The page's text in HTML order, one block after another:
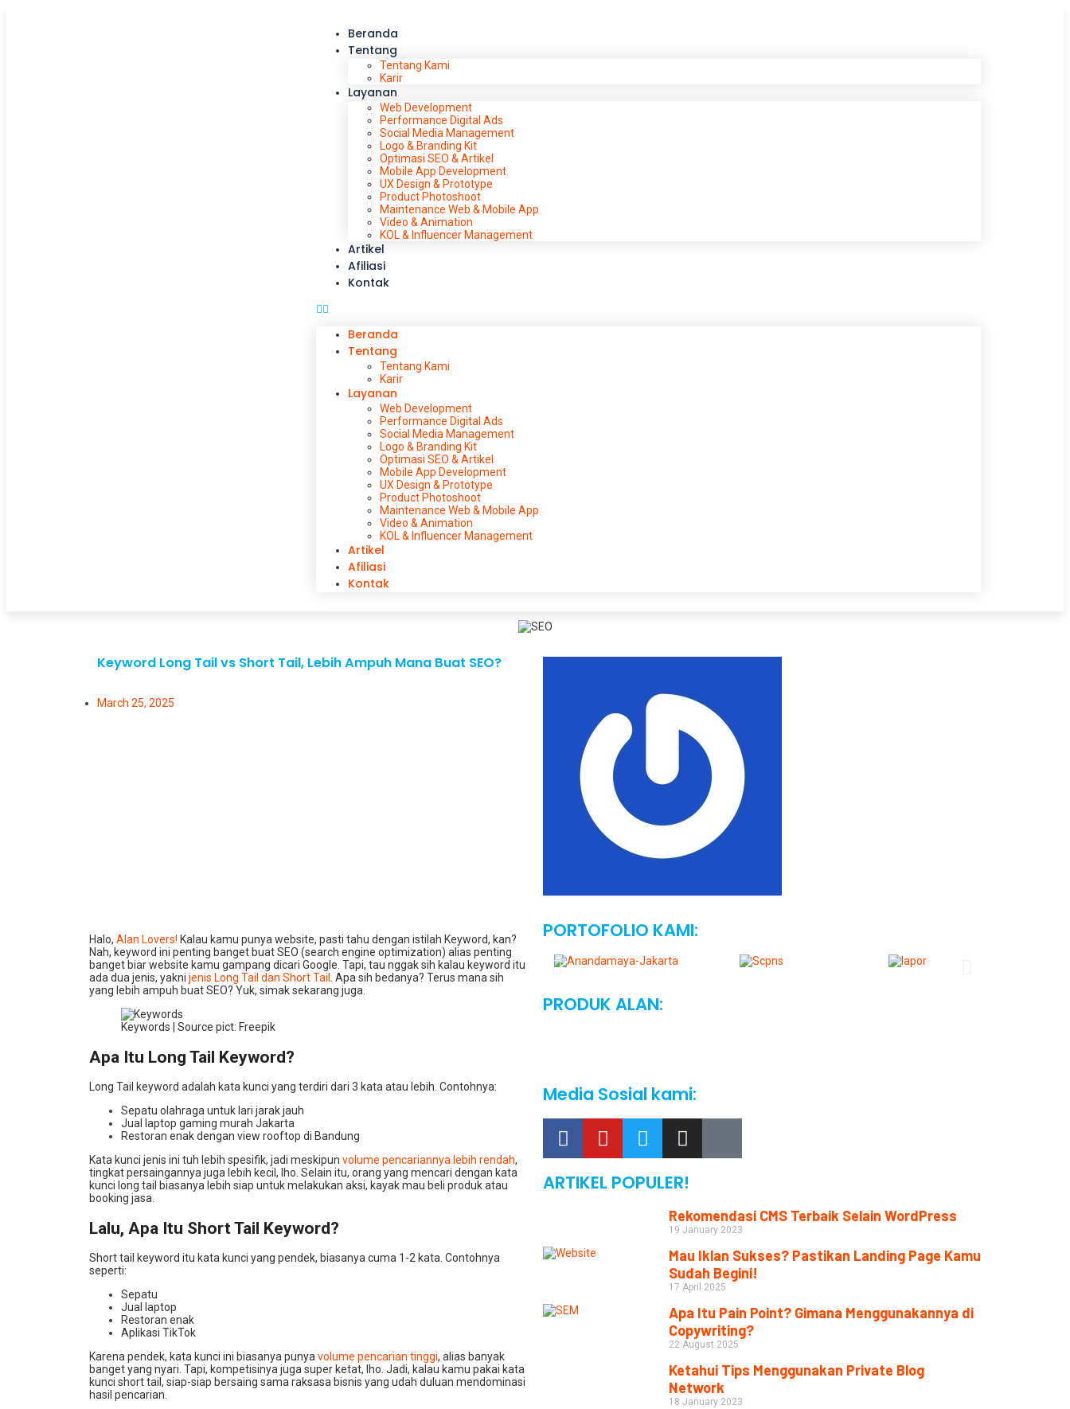
Beranda
Tentang
Tentang Kami
Karir
Layanan
Web Development
Performance Digital Ads
Social Media Management
Logo & Branding Kit
Optimasi SEO & Artikel
Mobile App Development
UX Design & Prototype
Product Photoshoot
Maintenance Web & Mobile App
Video & Animation
KOL & Influencer Management
Artikel
Afiliasi
Kontak
Beranda
Tentang
Tentang Kami
Karir
Layanan
Web Development
Performance Digital Ads
Social Media Management
Logo & Branding Kit
Optimasi SEO & Artikel
Mobile App Development
UX Design & Prototype
Product Photoshoot
Maintenance Web & Mobile App
Video & Animation
KOL & Influencer Management
Artikel
Afiliasi
Kontak
Keyword Long Tail vs Short Tail, Lebih Ampuh Mana Buat SEO?
March 25, 2025
Halo, Alan Lovers! Kalau kamu punya website, pasti tahu dengan istilah Keyword, kan?
Nah, keyword ini penting banget buat SEO (search engine optimization) alias penting
banget biar website kamu gampang dicari Google. Tapi, tau nggak sih kalau keyword itu
ada dua jenis, yakni jenis Long Tail dan Short Tail . Apa sih bedanya? Terus mana sih
yang lebih ampuh buat SEO? Yuk, simak sekarang juga.
Keywords | Source pict: Freepik
Apa Itu Long Tail Keyword?
Long Tail keyword adalah kata kunci yang terdiri dari 3 kata atau lebih. Contohnya:
Sepatu olahraga untuk lari jarak jauh
Jual laptop gaming murah Jakarta
Restoran enak dengan view rooftop di Bandung
Kata kunci jenis ini tuh lebih spesifik, jadi meskipun volume pencariannya lebih rendah,
tingkat persaingannya juga lebih kecil, lho. Selain itu, orang yang mencari dengan kata
kunci long tail biasanya lebih siap untuk melakukan aksi, kayak mau beli produk atau
booking jasa.
Lalu, Apa Itu Short Tail Keyword?
Short tail keyword itu kata kunci yang pendek, biasanya cuma 1-2 kata. Contohnya
seperti:
Sepatu
Jual laptop
Restoran enak
Aplikasi TikTok
Karena pendek, kata kunci ini biasanya punya volume pencarian tinggi, alias banyak
banget yang nyari. Tapi, kompetisinya juga super ketat, lho. Jadi, kalau kamu pakai kata
kunci short tail, siap-siap bersaing sama raksasa bisnis yang udah duluan mendominasi
hasil pencarian.
PORTOFOLIO KAMI:
PRODUK ALAN:
Media Sosial kami:
ARTIKEL POPULER!
Rekomendasi CMS Terbaik Selain WordPress
19 January 2023
Mau Iklan Sukses? Pastikan Landing Page Kamu
Sudah Begini!
17 April 2025
Apa Itu Pain Point? Gimana Menggunakannya di
Copywriting?
22 August 2025
Ketahui Tips Menggunakan Private Blog
Network
18 January 2023